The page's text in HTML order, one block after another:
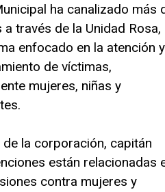
ha canalizado más
través de la Unidad Rosa,
enfocado en la atención y
de víctimas,
mujeres, niñas y
la corporación, capitán
están relacionadas
contra mujeres y